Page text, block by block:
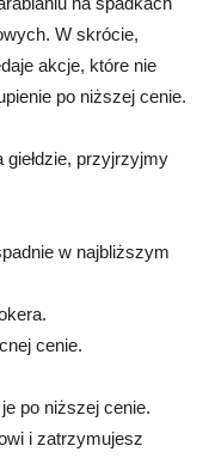
W skrócie,
akcje, które nie
po niższej cenie.
giełdzie, przyjrzyjmy
w najbliższym
cenie.
po niższej cenie.
i zatrzymujesz